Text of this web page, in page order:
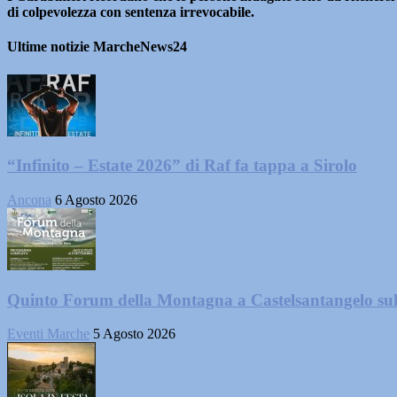
di colpevolezza con sentenza irrevocabile.
Ultime notizie MarcheNews24
“Infinito – Estate 2026” di Raf fa tappa a Sirolo
Ancona 6 Agosto 2026
Quinto Forum della Montagna a Castelsantangelo
Eventi Marche 5 Agosto 2026